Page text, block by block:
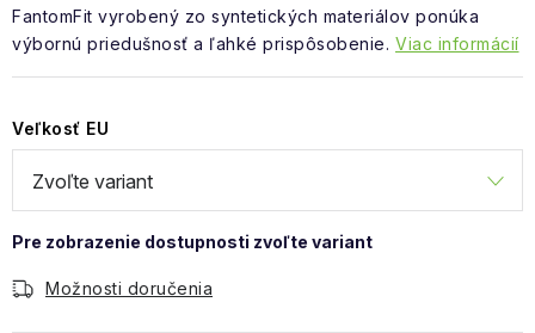
FantomFit vyrobený zo syntetických materiálov ponúka
výbornú priedušnosť a ľahké prispôsobenie. Viac informácií
Veľkosť EU
Možnosti doručenia